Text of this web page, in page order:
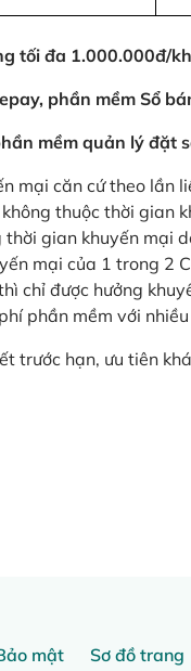
tối đa 1.000.000đ/
phần mềm Sổ
mềm quản lý đặt
mại căn cứ theo
thuộc thời gian
gian khuyến mại
mại của 1 trong 2
chỉ được hưởng
phần mềm với
trước hạn, ưu tiên
mật Sơ đồ trang